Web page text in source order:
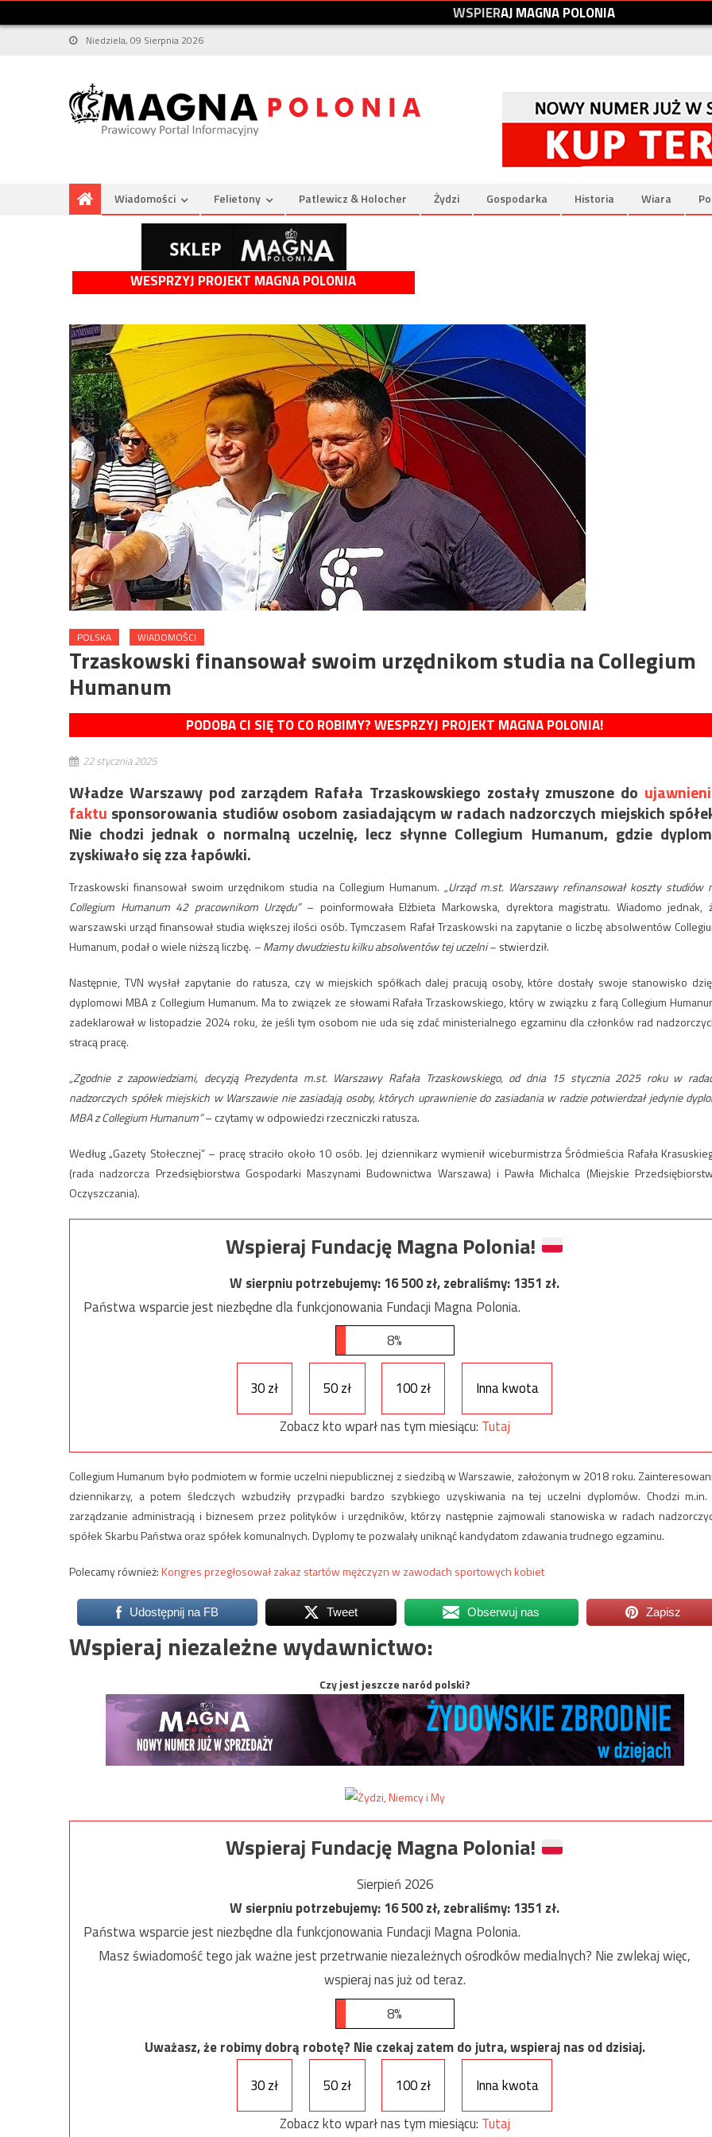
WSPIERAJMAGNAPOLONIA
Niedziela, 09 Sierpnia 2026
Wiadomości Felietony Patlewicz & Holocher Żydzi Gospodarka Historia Wiara
WESPRZYJ PROJEKT MAGNA POLONIA
POLSKA WIADOMOŚCI
Trzaskowski finansował swoim urzędnikom studia na Collegium
Humanum
PODOBA CI SIĘ TO CO ROBIMY? WESPRZYJ PROJEKT MAGNA POLONIA!
22 stycznia 2025
Władze Warszawy pod zarządem Rafała Trzaskowskiego zostały zmuszone do
faktu sponsorowania studiów osobom zasiadającym w radach nadzorczych miejskich
Nie chodzi jednak o normalną uczelnię, lecz słynne Collegium Humanum, gdzie
zyskiwało się zza łapówki.
Trzaskowski finansował swoim urzędnikom studia na Collegium Humanum. „Urząd m.st. Warszawy refinansował koszty studiów
Collegium Humanum 42 pracownikom Urzędu”– poinformowała Elżbieta Markowska, dyrektora magistratu. Wiadomo jednak,
warszawski urząd finansował studia większej ilości osób. Tymczasem Rafał Trzaskowski na zapytanie o liczbę absolwentów
Humanum, podał o wiele niższą liczbę. – Mamy dwudziestu kilku absolwentów tej uczelni– stwierdził.
Następnie, TVN wysłał zapytanie do ratusza, czy w miejskich spółkach dalej pracują osoby, które dostały swoje stanowisko
dyplomowi MBA z Collegium Humanum. Ma to związek ze słowami Rafała Trzaskowskiego, który w związku z farą Collegium
zadeklarował w listopadzie 2024 roku, że jeśli tym osobom nie uda się zdać ministerialnego egzaminu dla członków rad
stracą pracę.
„Zgodnie z zapowiedziami, decyzją Prezydenta m.st. Warszawy Rafała Trzaskowskiego, od dnia 15 stycznia 2025 roku w
nadzorczych spółek miejskich w Warszawie nie zasiadają osoby, których uprawnienie do zasiadania w radzie potwierdzał jedynie
MBA z Collegium Humanum”– czytamy w odpowiedzi rzeczniczki ratusza.
Według „Gazety Stołecznej” – pracę straciło około 10 osób. Jej dziennikarz wymienił wiceburmistrza Śródmieścia Rafała
(rada nadzorcza Przedsiębiorstwa Gospodarki Maszynami Budownictwa Warszawa) i Pawła Michalca (Miejskie
Oczyszczania).
Wspieraj Fundację Magna Polonia!
W sierpniu potrzebujemy:16 500zł, zebraliśmy:1351 zł.
Państwa wsparcie jest niezbędne dla funkcjonowania Fundacji Magna Polonia.
8%
30 zł 50 zł 100 zł
Inna kwota
Zobacz kto wparł nas tym miesiącu: Tutaj
Collegium Humanum było podmiotem w formie uczelni niepublicznej z siedzibą w Warszawie, założonym w 2018 roku.
dziennikarzy, a potem śledczych wzbudziły przypadki bardzo szybkiego uzyskiwania na tej uczelni dyplomów. Chodzi
zarządzanie administracją i biznesem przez polityków i urzędników, którzy następnie zajmowali stanowiska w radach
spółek Skarbu Państwa oraz spółek komunalnych. Dyplomy te pozwalały uniknąć kandydatom zdawania trudnego egzaminu.
Polecamy również:Kongres przegłosował zakaz startów mężczyzn w zawodach sportowych kobiet
Udostępnij na FB Tweet Obserwuj nas Zapisz
Wspieraj niezależne wydawnictwo:
Czy jest jeszcze naród polski?
Wspieraj Fundację Magna Polonia!
Sierpień 2026
W sierpniu potrzebujemy:16 500zł, zebraliśmy:1351 zł.
Państwa wsparcie jest niezbędne dla funkcjonowania Fundacji Magna Polonia.
Masz świadomość tego jak ważne jest przetrwanie niezależnych ośrodków medialnych? Nie zwlekaj więc,
wspieraj nas już od teraz.
8%
Uważasz, że robimy dobrą robotę? Nie czekaj zatem do jutra, wspieraj nas od dzisiaj.
30 zł
50 zł 100 zł
Inna kwota
Zobacz kto wparł nas tym miesiącu: Tutaj